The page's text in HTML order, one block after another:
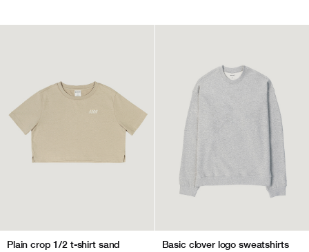
Plain crop 1/2 t-shirt sand
Basic clover logo sweatshirts